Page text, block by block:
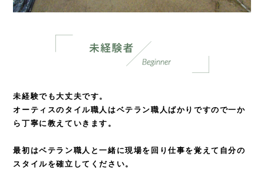
未経験でも大丈夫です。
オーティスのタイル職人はベテラン職人ばかりですので一か
ら丁寧に教えていきます。
最初はベテラン職人と一緒に現場を回り仕事を覚えて 自分の
スタイルを確立してください。